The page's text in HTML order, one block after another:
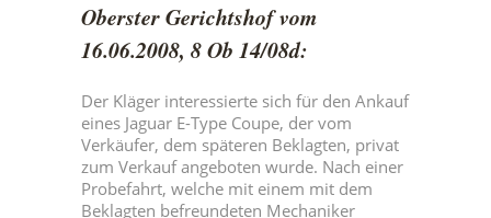
Oberster Gerichtshof vom
16.06.2008, 8 Ob 14/08d:
Der Kläger interessierte sich für den Ankauf
eines Jaguar E-Type Coupe, der vom
Verkäufer, dem späteren Beklagten, privat
zum Verkauf angeboten wurde. Nach einer
Probefahrt, welche mit einem mit dem
Beklagten befreundeten Mechaniker